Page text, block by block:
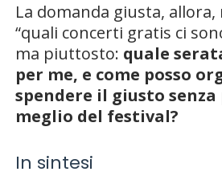
La domanda giusta,
“quali concerti gratis ci
ma piuttosto: quale
per me, e come posso
spendere il giusto
meglio del festival?
In sintesi